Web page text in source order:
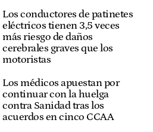
Los conductores de patinetes
eléctricos tienen 3,5 veces
más riesgo de daños
cerebrales graves que los
motoristas
Los médicos apuestan por
continuar con la huelga
contra Sanidad tras los
acuerdos en cinco CCAA